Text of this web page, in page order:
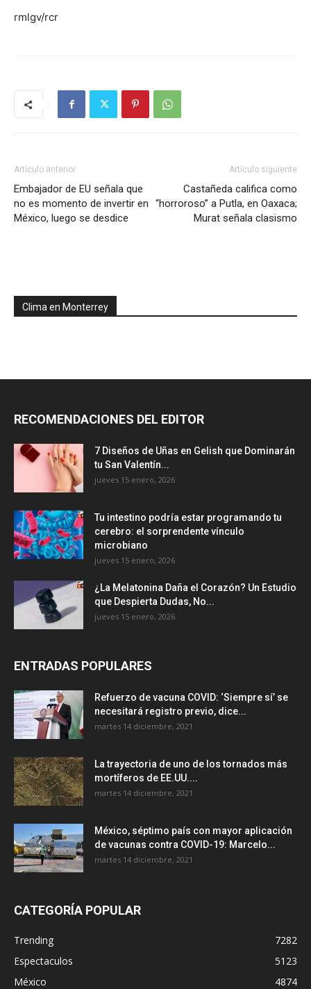
rmlgv/rcr
Artículo anterior
Embajador de EU señala que
no es momento de invertir en
México, luego se desdice
Artículo siguiente
Castañeda califica como
“horroroso” a Putla, en Oaxaca;
Murat señala clasismo
Clima en Monterrey
RECOMENDACIONES DEL EDITOR
7 Diseños de Uñas en Gelish que Dominarán
tu San Valentín...
jueves 15 enero, 2026
Tu intestino podría estar programando tu
cerebro: el sorprendente vínculo
microbiano
jueves 15 enero, 2026
¿La Melatonina Daña el Corazón? Un Estudio
que Despierta Dudas, No...
jueves 15 enero, 2026
ENTRADAS POPULARES
Refuerzo de vacuna COVID: ‘Siempre sí’ se
necesitará registro previo, dice...
martes 14 diciembre, 2021
La trayectoria de uno de los tornados más
mortíferos de EE.UU....
martes 14 diciembre, 2021
México, séptimo país con mayor aplicación
de vacunas contra COVID-19: Marcelo...
martes 14 diciembre, 2021
CATEGORÍA POPULAR
Trending
7282
Espectaculos
5123
México
4874